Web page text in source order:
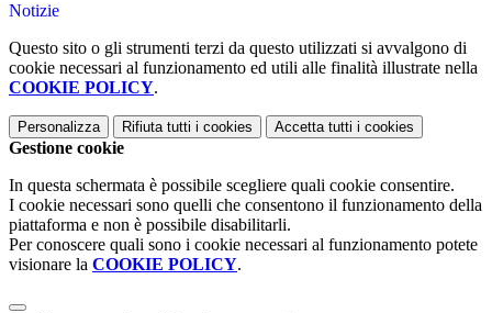
Notizie
Questo sito o gli strumenti terzi da questo utilizzati si avvalgono di
cookie necessari al funzionamento ed utili alle finalità illustrate nella
COOKIE POLICY.
Personalizza Rifiuta tutti i cookies Accetta tutti i cookies
Gestione cookie
In questa schermata è possibile scegliere quali cookie consentire.
I cookie necessari sono quelli che consentono il funzionamento della
piattaforma e non è possibile disabilitarli.
Per conoscere quali sono i cookie necessari al funzionamento potete
visionare la COOKIE POLICY.